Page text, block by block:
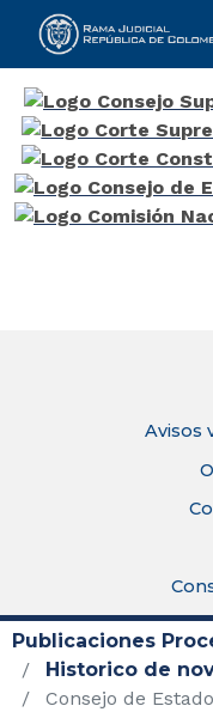
Rama
Avisos
Publicaciones
Historico de
Consejo de